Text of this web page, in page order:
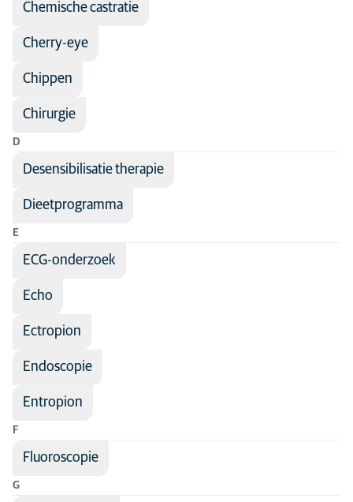
Chemische castratie
Cherry-eye
Chippen
Chirurgie
D
Desensibilisatie therapie
Dieetprogramma
E
ECG-onderzoek
Echo
Ectropion
Endoscopie
Entropion
F
Fluoroscopie
G